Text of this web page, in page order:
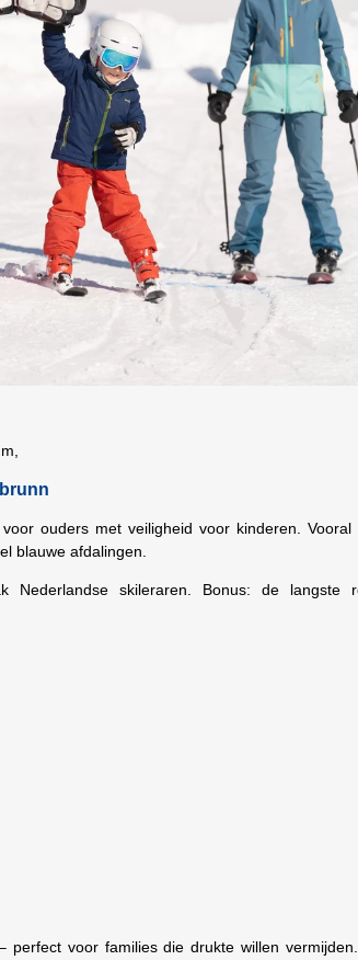
ouders met veiligheid voor kinderen.
blauwe afdalingen.
skileraren. Bonus: de langste
voor families die drukte willen